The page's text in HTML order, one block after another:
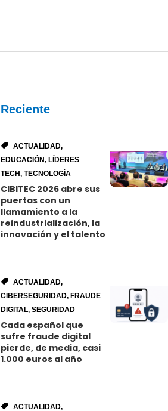
Reciente
ACTUALIDAD,
EDUCACIÓN, LÍDERES
TECH,TECNOLOGÍA
CIBITEC 2026 abre sus
puertas con un
llamamiento a la
reindustrialización, la
innovación y el talento
ACTUALIDAD,
CIBERSEGURIDAD, FRAUDE
DIGITAL,SEGURIDAD
Cada español que
sufre fraude digital
pierde, de media, casi
1.000 euros al año
ACTUALIDAD,